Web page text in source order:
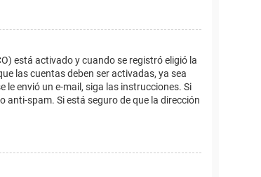
está activado y cuando se registró eligió la
las cuentas deben ser activadas, ya sea
envió un e-mail, siga las instrucciones. Si
spam. Si está seguro de que la dirección